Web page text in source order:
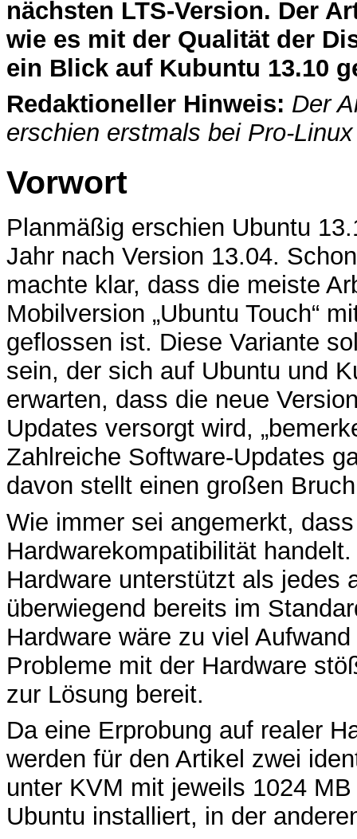
nächsten LTS-Version. Der
wie es mit der Qualität der
ein Blick auf Kubuntu 13.10
Redaktioneller Hinweis: Der
erschien erstmals bei Pro-
Vorwort
Planmäßig erschien Ubuntu
Jahr nach Version 13.04.
machte klar, dass die meiste
Mobilversion „Ubuntu Touch“
geflossen ist. Diese Variante
sein, der sich auf Ubuntu und
erwarten, dass die neue
Updates versorgt wird,
Zahlreiche Software-Updates
davon stellt einen großen
Wie immer sei angemerkt,
Hardwarekompatibilität
Hardware unterstützt als jedes
überwiegend bereits im
Hardware wäre zu viel
Probleme mit der Hardware
zur Lösung bereit.
Da eine Erprobung auf realer
werden für den Artikel zwei
unter KVM mit jeweils 1024
Ubuntu installiert, in der